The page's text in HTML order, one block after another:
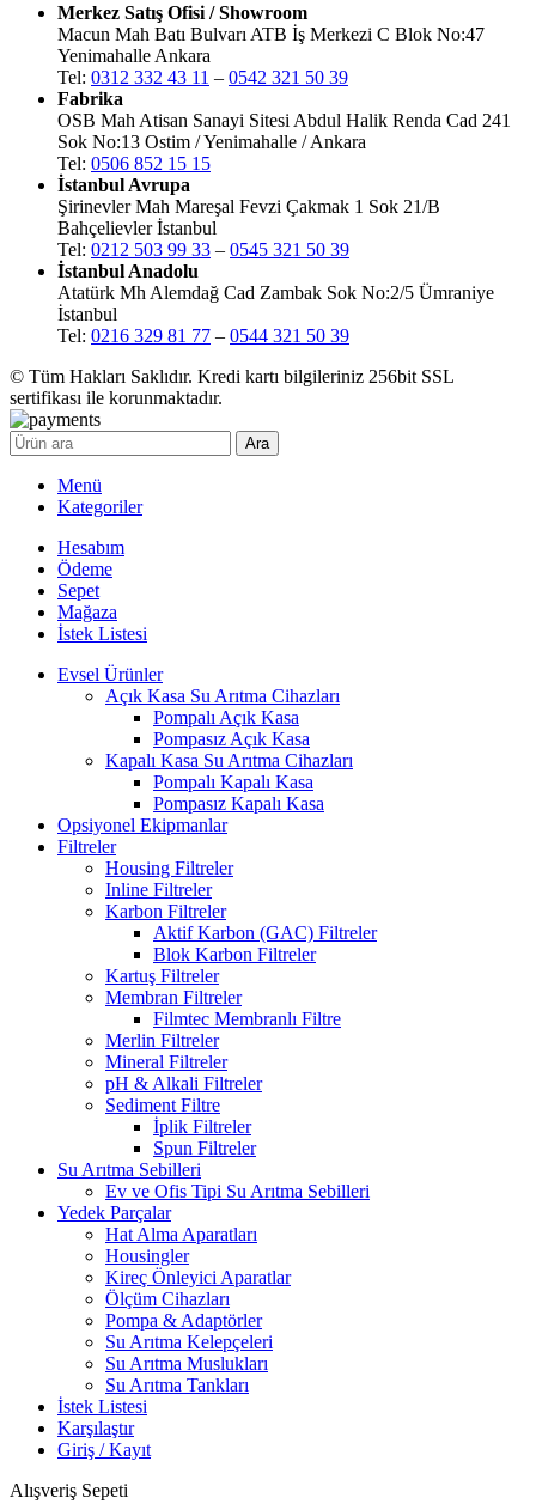
Merkez Satış Ofisi / Showroom
Macun Mah Batı Bulvarı ATB İş Merkezi C Blok No:47
Yenimahalle Ankara
Tel: 0312 332 43 11 – 0542 321 50 39
Fabrika
OSB Mah Atisan Sanayi Sitesi Abdul Halik Renda Cad 241
Sok No:13 Ostim / Yenimahalle / Ankara
Tel: 0506 852 15 15
İstanbul Avrupa
Şirinevler Mah Mareşal Fevzi Çakmak 1 Sok 21/B
Bahçelievler İstanbul
Tel: 0212 503 99 33 – 0545 321 50 39
İstanbul Anadolu
Atatürk Mh Alemdağ Cad Zambak Sok No:2/5 Ümraniye
İstanbul
Tel: 0216 329 81 77 – 0544 321 50 39
© Tüm Hakları Saklıdır. Kredi kartı bilgileriniz 256bit SSL
sertifikası ile korunmaktadır.
Ara
Menü
Kategoriler
Hesabım
Ödeme
Sepet
Mağaza
İstek Listesi
Evsel Ürünler
Açık Kasa Su Arıtma Cihazları
Pompalı Açık Kasa
Pompasız Açık Kasa
Kapalı Kasa Su Arıtma Cihazları
Pompalı Kapalı Kasa
Pompasız Kapalı Kasa
Opsiyonel Ekipmanlar
Filtreler
Housing Filtreler
Inline Filtreler
Karbon Filtreler
Aktif Karbon (GAC) Filtreler
Blok Karbon Filtreler
Kartuş Filtreler
Membran Filtreler
Filmtec Membranlı Filtre
Merlin Filtreler
Mineral Filtreler
pH & Alkali Filtreler
Sediment Filtre
İplik Filtreler
Spun Filtreler
Su Arıtma Sebilleri
Ev ve Ofis Tipi Su Arıtma Sebilleri
Yedek Parçalar
Hat Alma Aparatları
Housingler
Kireç Önleyici Aparatlar
Ölçüm Cihazları
Pompa & Adaptörler
Su Arıtma Kelepçeleri
Su Arıtma Muslukları
Su Arıtma Tankları
İstek Listesi
Karşılaştır
Giriş / Kayıt
Alışveriş Sepeti